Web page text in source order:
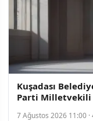
Kuşadası
Parti Milletvekili
7 Ağustos 2026 11:00 ·